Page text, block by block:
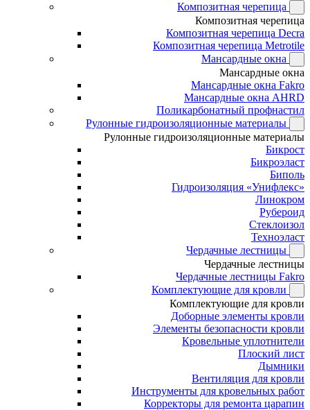
Композитная черепица
Композитная черепица
Композитная черепица Decra
Композитная черепица Metrotile
Мансардные окна
Мансардные окна
Мансардные окна Fakro
Мансардные окна AHRD
Поликарбонатный профнастил
Рулонные гидроизоляционные материалы
Рулонные гидроизоляционные материалы
Бикрост
Бикроэласт
Биполь
Гидроизоляция «Унифлекс»
Линокром
Рубероид
Стеклоизол
Техноэласт
Чердачные лестницы
Чердачные лестницы
Чердачные лестницы Fakro
Комплектующие для кровли
Комплектующие для кровли
Доборные элементы кровли
Элементы безопасности кровли
Кровельные уплотнители
Плоский лист
Дымники
Вентиляция для кровли
Инструменты для кровельных работ
Корректоры для ремонта царапин